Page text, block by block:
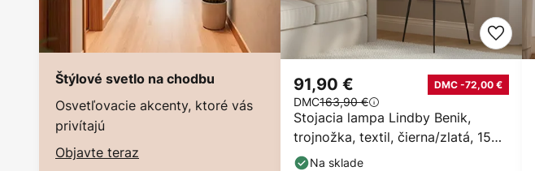
Štýlové svetlo na chodbu
Osvetľovacie akcenty, ktoré vás
privítajú
Objavte teraz
Stojacia lampa Lindby Benik,
trojnožka, textil, čierna/zlatá, 153
cm
91,90 € DMC -72,00 €
DMC163,90 €
Na sklade